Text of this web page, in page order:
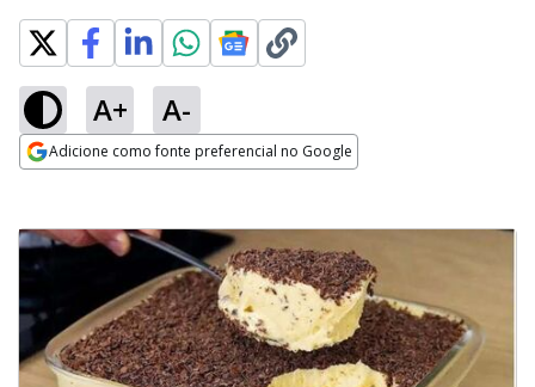
A+ A-
Adicione como fonte preferencial no Google